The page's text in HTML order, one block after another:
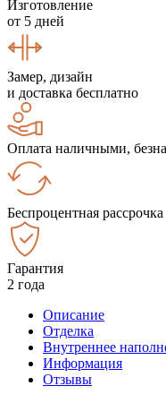
Изготовление
от 5 дней
Замер, дизайн
и доставка бесплатно
Оплата наличными,
Беспроцентная рассрочка
Гарантия
2 года
Описание
Отделка
Внутреннее
Информация
Отзывы